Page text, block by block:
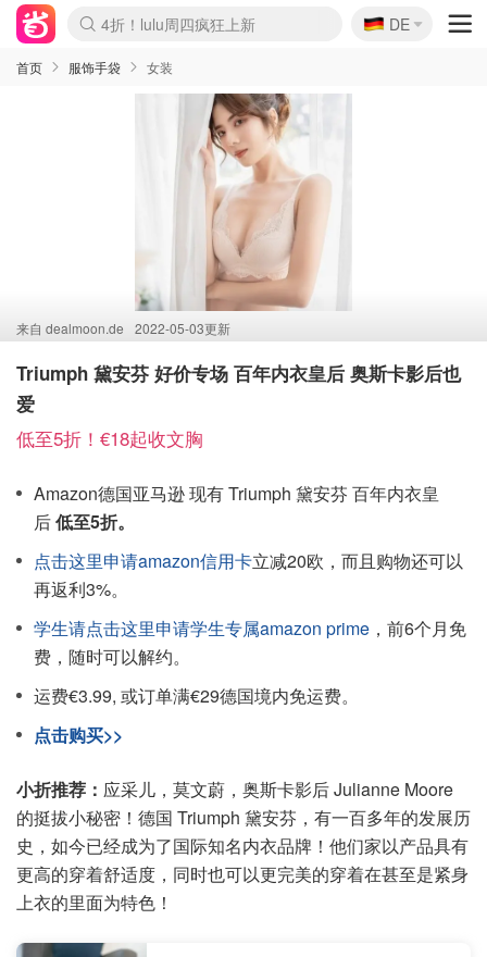
Boticinal 夏促开抢！
4折！lulu周四疯狂上新
还没结束！&OtherStories大促
Joybuy变相75折 随时失效
速领！Stanley独家85折
疑似霸哥！Camper额外叠85折
Zalando 奥莱闪促！每日更新
Moncler反季囤！5折起+叠9折
Coach Brooklyn仅€192
🇩🇪
DE
首页 服饰手袋 女装
来自 dealmoon.de 2022-05-03更新
Triumph 黛安芬 好价专场 百年内衣皇后 奥斯卡影后也
爱
低至5折！€18起收文胸
Amazon德国亚马逊 现有 Triumph 黛安芬 百年内衣皇
后低至5折。
点击这里申请amazon信用卡立减20欧，而且购物还可以
再返利3%。
学生请点击这里申请学生专属amazon prime ，前6个月免
费，随时可以解约。
运费€3.99, 或订单满€29德国境内免运费。
点击购买>>
小折推荐： 应采儿，莫文蔚，奥斯卡影后 Julianne Moore
的挺拔小秘密！德国 Triumph 黛安芬，有一百多年的发展历
史，如今已经成为了国际知名内衣品牌！他们家以产品具有
更高的穿着舒适度，同时也可以更完美的穿着在甚至是紧身
上衣的里面为特色！